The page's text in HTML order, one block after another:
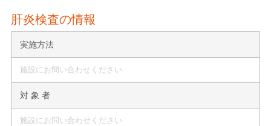
肝炎検査の情報
実施方法
施設にお問い合わせください
対 象 者
施設にお問い合わせください